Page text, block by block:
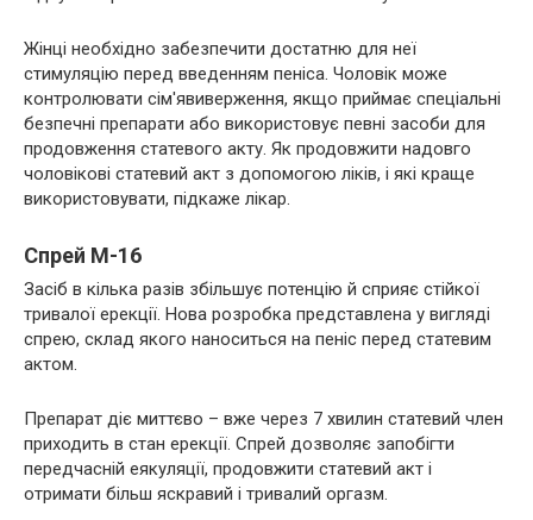
Жінці необхідно забезпечити достатню для неї
стимуляцію перед введенням пеніса. Чоловік може
контролювати сім'явиверження, якщо приймає спеціальні
безпечні препарати або використовує певні засоби для
продовження статевого акту. Як продовжити надовго
чоловікові статевий акт з допомогою ліків, і які краще
використовувати, підкаже лікар.
Спрей М-16
Засіб в кілька разів збільшує потенцію й сприяє стійкої
тривалої ерекції. Нова розробка представлена у вигляді
спрею, склад якого наноситься на пеніс перед статевим
актом.
Препарат діє миттєво – вже через 7 хвилин статевий член
приходить в стан ерекції. Спрей дозволяє запобігти
передчасній еякуляції, продовжити статевий акт і
отримати більш яскравий і тривалий оргазм.